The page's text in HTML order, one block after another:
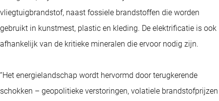
vliegtuigbrandstof, naast fossiele brandstoffen die worden
gebruikt in kunstmest, plastic en kleding. De elektrificatie is ook
afhankelijk van de kritieke mineralen die ervoor nodig zijn.
“Het energielandschap wordt hervormd door terugkerende
schokken – geopolitieke verstoringen, volatiele brandstofprijzen